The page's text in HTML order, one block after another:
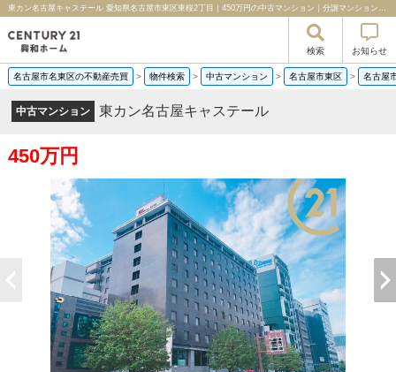
東カン名古屋キャステール 愛知県名古屋市東区東桜2丁目｜450万円の中古マンション｜分譲マンション情報｜センチュリー21興和ホーム
検索 お知らせ
名古屋市名東区の不動産売買 > 物件検索 > 中古マンション > 名古屋市東区 > 名古屋
中古マンション 東カン名古屋キャステール
450万円